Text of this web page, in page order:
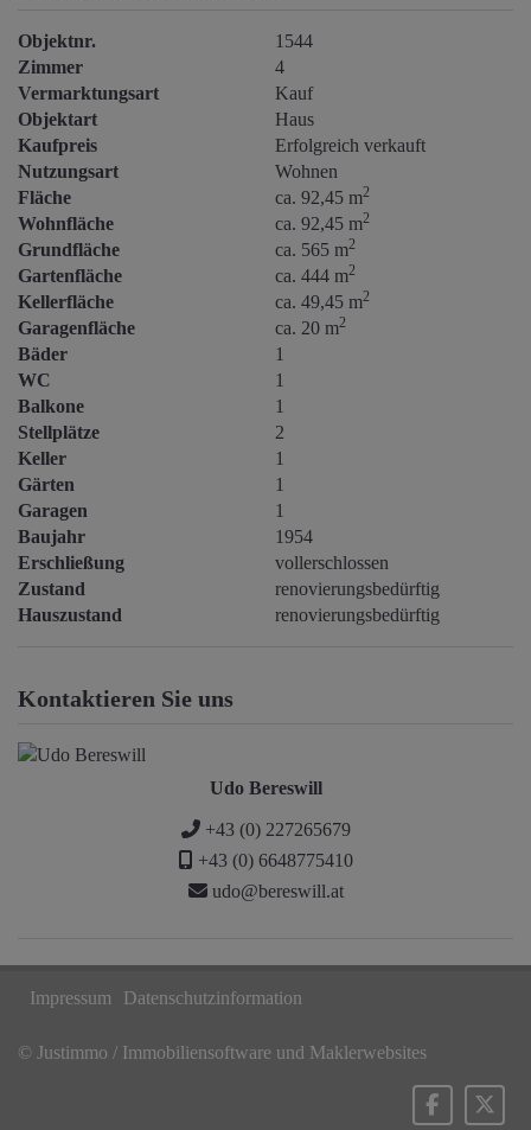
Objektnr.
1544
Zimmer
4
Vermarktungsart
Kauf
Objektart
Haus
Kaufpreis
Erfolgreich verkauft
Nutzungsart
Wohnen
Fläche
ca. 92,45 m2
Wohnfläche ca. 92,45 m2
Grundfläche ca. 565 m2
Gartenfläche ca. 444 m2
Kellerfläche ca. 49,45 m2
Garagenfläche ca. 20 m2
Bäder
1
WC
1
Balkone
1
Stellplätze
2
Keller
1
Gärten
1
Garagen
1
Baujahr
1954
Erschließung
vollerschlossen
Zustand
renovierungsbedürftig
Hauszustand
renovierungsbedürftig
Kontaktieren Sie uns
Udo Bereswill
+43 (0) 227265679
+43 (0) 6648775410
udo@bereswill.at
Impressum Datenschutzinformation
© Justimmo / Immobiliensoftware und Maklerwebsites